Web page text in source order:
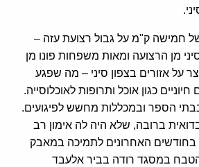
חמישה ק"מ על גבול רצועת עזה –
מן הרצועה ומאות משפחות פונו מן
על אזורים בצפון סיני – מה שפגע
כגון אוכל ותרופות לאוכלוסייה.
הספר ובמכללות מחשש לפיגועים.
ברובה, שלא היה לה אימון רב
האחרונים לתמיכה במאבק
במסגד רודה בביר אלעבד